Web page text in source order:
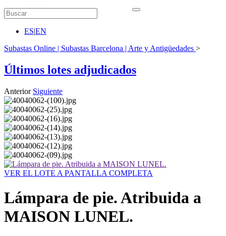
ES|EN
Subastas Online | Subastas Barcelona | Arte y Antigüedades >
Últimos lotes adjudicados
Anterior Siguiente
VER EL LOTE A PANTALLA COMPLETA
Lámpara de pie. Atribuida a
MAISON LUNEL.